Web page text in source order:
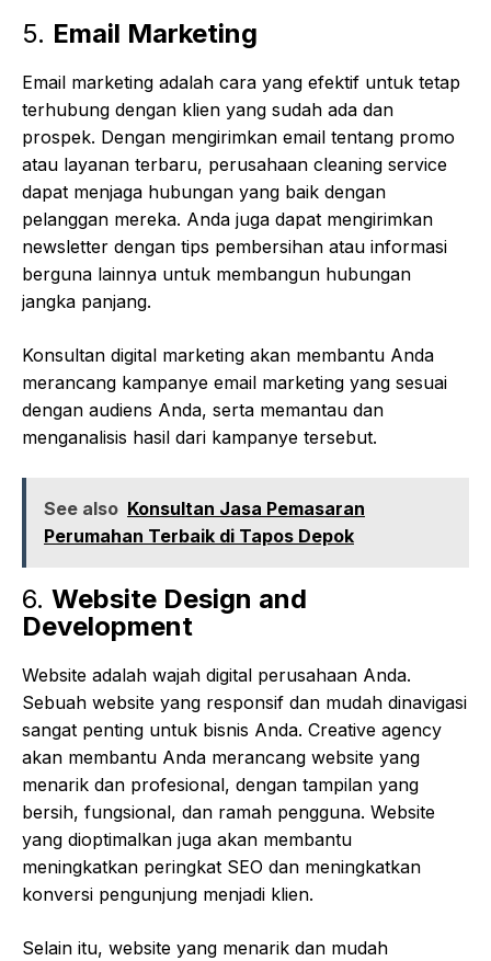
5. Email Marketing
Email marketing adalah cara yang efektif untuk tetap
terhubung dengan klien yang sudah ada dan
prospek. Dengan mengirimkan email tentang promo
atau layanan terbaru, perusahaan cleaning service
dapat menjaga hubungan yang baik dengan
pelanggan mereka. Anda juga dapat mengirimkan
newsletter dengan tips pembersihan atau informasi
berguna lainnya untuk membangun hubungan
jangka panjang.
Konsultan digital marketing akan membantu Anda
merancang kampanye email marketing yang sesuai
dengan audiens Anda, serta memantau dan
menganalisis hasil dari kampanye tersebut.
See also Konsultan Jasa Pemasaran
Perumahan Terbaik di Tapos Depok
6. Website Design and
Development
Website adalah wajah digital perusahaan Anda.
Sebuah website yang responsif dan mudah dinavigasi
sangat penting untuk bisnis Anda. Creative agency
akan membantu Anda merancang website yang
menarik dan profesional, dengan tampilan yang
bersih, fungsional, dan ramah pengguna. Website
yang dioptimalkan juga akan membantu
meningkatkan peringkat SEO dan meningkatkan
konversi pengunjung menjadi klien.
Selain itu, website yang menarik dan mudah